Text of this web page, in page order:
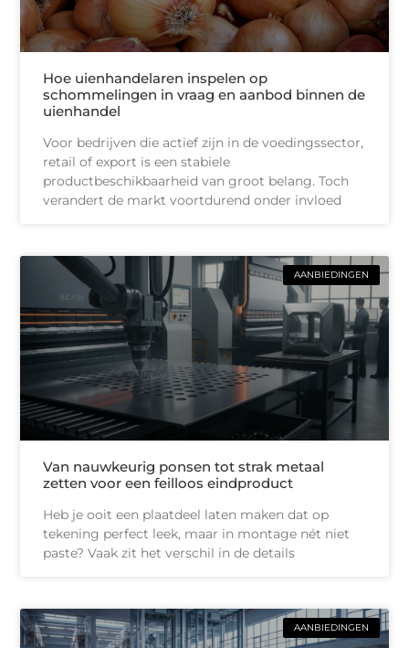
Hoe uienhandelaren inspelen op
schommelingen in vraag en aanbod binnen de
uienhandel
Voor bedrijven die actief zijn in de voedingssector,
retail of export is een stabiele
productbeschikbaarheid van groot belang. Toch
verandert de markt voortdurend onder invloed
AANBIEDINGEN
Van nauwkeurig ponsen tot strak metaal
zetten voor een feilloos eindproduct
Heb je ooit een plaatdeel laten maken dat op
tekening perfect leek, maar in montage nét niet
paste? Vaak zit het verschil in de details
AANBIEDINGEN